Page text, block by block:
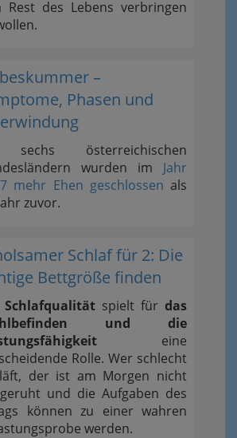
Rest des Lebens verbringen
–
Phasen und
österreichischen
wurden im Jahr
mehr Ehen geschlossen als
zuvor.
Schlaf für 2: Die
Bettgröße finden
Schlafqualität spielt für das
und die
eine
Rolle. Wer schlecht
der ist am Morgen nicht
und die Aufgaben des
können zu einer wahren
werden.